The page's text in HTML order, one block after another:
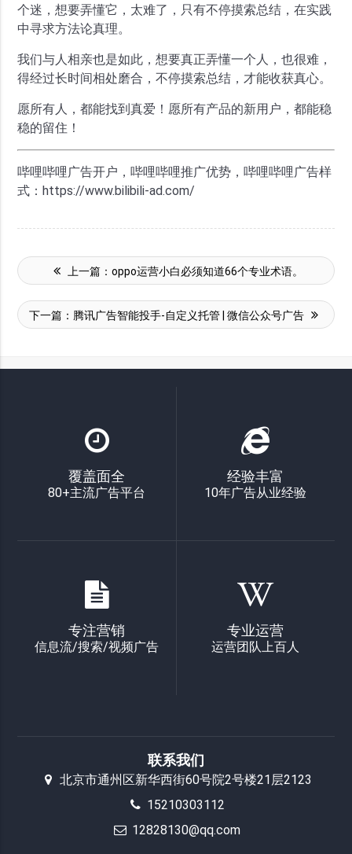
个迷，想要弄懂它，太难了，只有不停摸索总结，在实践
中寻求方法论真理。
我们与人相亲也是如此，想要真正弄懂一个人，也很难，
得经过长时间相处磨合，不停摸索总结，才能收获真心。
愿所有人，都能找到真爱！愿所有产品的新用户，都能稳
稳的留住！
哔哩哔哩广告开户，哔哩哔哩推广优势，哔哩哔哩广告样
式：https://www.bilibili-ad.com/
上一篇： oppo运营小白必须知道66个专业术语。
下一篇： 腾讯广告智能投手-自定义托管 | 微信公众号广告
覆盖面全
80+主流广告平台
经验丰富
10年广告从业经验
专注营销
信息流/搜索/视频广告
专业运营
运营团队上百人
联系我们
北京市通州区新华西街60号院2号楼21层2123
15210303112
12828130@qq.com